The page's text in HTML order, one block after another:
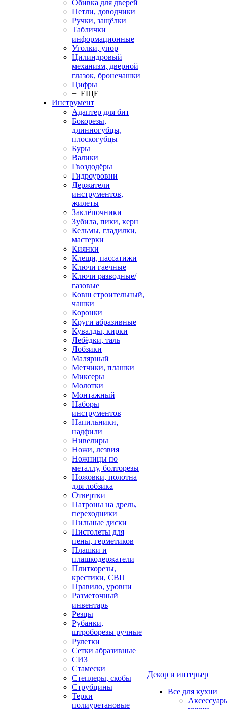
Обивка для дверей
Петли, доводчики
Ручки, защёлки
Таблички
информационные
Уголки, упор
Цилиндровый
механизм, дверной
глазок, бронечашки
Цифры
+ ЕЩЕ
Инструмент
Адаптер для бит
Бокорезы,
длинногубцы,
плоскогубцы
Буры
Валики
Гвоздодёры
Гидроуровни
Держатели
инструментов,
жилеты
Заклёпочники
Зубила, пики, керн
Кельмы, гладилки,
мастерки
Киянки
Клещи, пассатижи
Ключи гаечные
Ключи разводные/
газовые
Ковш строительный,
чашки
Коронки
Круги абразивные
Кувалды, кирки
Лебёдки, таль
Лобзики
Малярный
Метчики, плашки
Миксеры
Молотки
Монтажный
Наборы
инструментов
Напильники,
надфили
Нивелиры
Ножи, лезвия
Ножницы по
металлу, болторезы
Ножовки, полотна
для лобзика
Отвертки
Патроны на дрель,
переходники
Пильные диски
Пистолеты для
пены, герметиков
Плашки и
плашкодержатели
Плиткорезы,
крестики, СВП
Правило, уровни
Разметочный
инвентарь
Резцы
Рубанки,
штроборезы ручные
Рулетки
Сетки абразивные
СИЗ
Стамески
Степлеры, скобы
Струбцины
Терки
полиуретановые
Декор и интерьер
Все для кухни